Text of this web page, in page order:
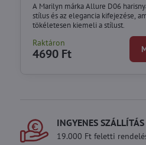
A Marilyn márka Allure D06
stílus és az elegancia kifejezése,
tökéletesen kiemeli a stílust.
Raktáron
4690 Ft
INGYENES SZÁLLÍTÁS
19.000 Ft feletti